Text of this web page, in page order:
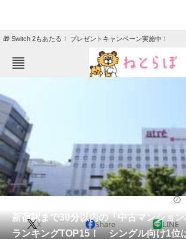
🎁 Switch 2もあたる！ プレゼントキャンペーン実施中！
TOP
エンタメ
グルメ 地域
住まい 教育・育児
動物 リサーチ
会員記事
新宿駅まで30分以内の「中古マンショ
ランキングTOP15！ シングル向け1位
X Share LINE